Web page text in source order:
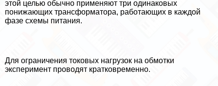
этой целью обычно применяют три одинаковых
понижающих трaнcформатора, работающих в каждой
фазе схемы питания.
Для ограничения токовых нагрузок на обмотки
эксперимент проводят кратковременно.